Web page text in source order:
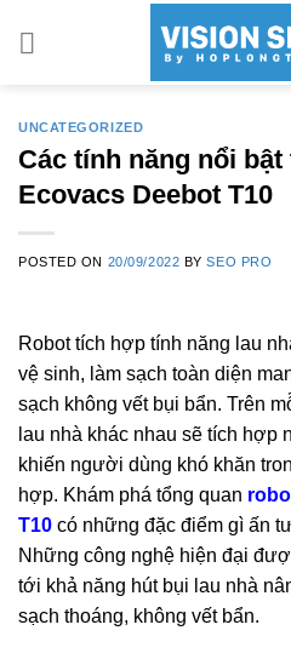
UNCATEGORIZED
Các tính năng nổi
Ecovacs Deebot T10
POSTED ON 20/09/2022 BYSEO PRO
Robot tích hợp tính năng lau
vệ sinh, làm sạch toàn diện
sạch không vết bụi bẩn. Trên
lau nhà khác nhau sẽ tích hợp
khiến người dùng khó khăn
hợp. Khám phá tổng quan
T10 có những đặc điểm gì ấn
Những công nghệ hiện đại
tới khả năng hút bụi lau nhà
sạch thoáng, không vết bẩn.